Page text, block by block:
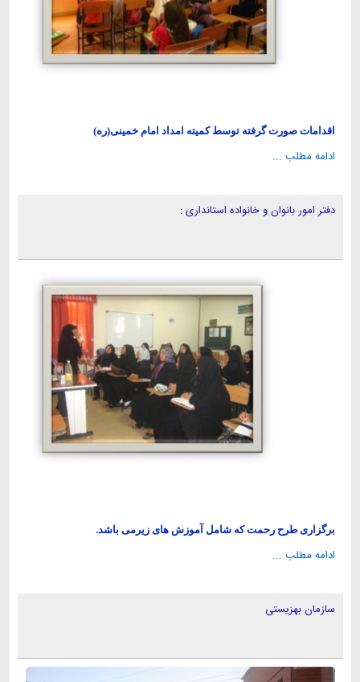
اقدامات صورت گرفته توسط کمیته امداد امام خمینی(ره)
ادامه مطلب ...
دفتر امور بانوان و خانواده استانداری :
برگزاری طرح رحمت که شامل آموزش های زیرمی باشد.
ادامه مطلب ...
سازمان بهزیستی